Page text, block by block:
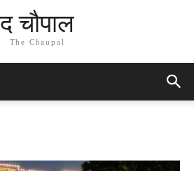
द चौपाल
The Chaupal